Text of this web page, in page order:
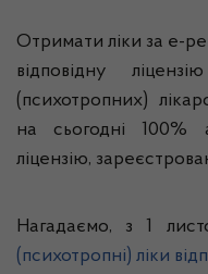
Отримати ліки за е-
відповідну
(психотропних)
на сьогодні 100%
ліцензію,
Нагадаємо, з 1
(психотропні) ліки